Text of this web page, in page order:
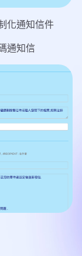
化通知信件
通知信